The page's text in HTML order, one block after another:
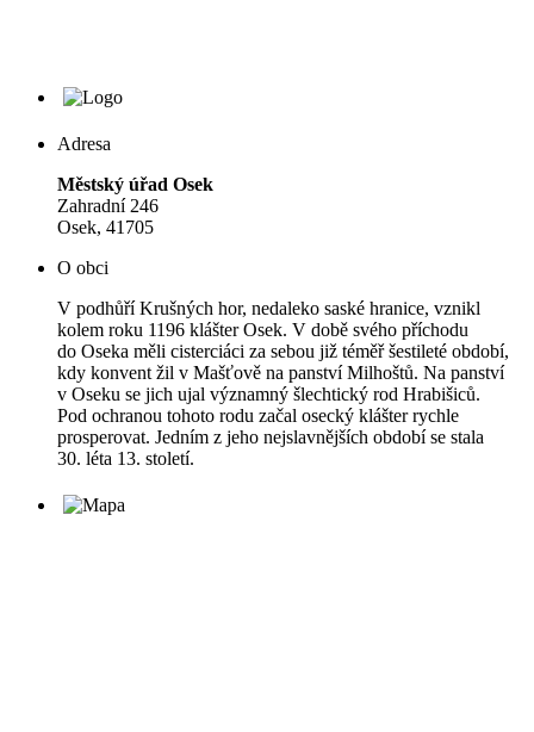
Adresa
Městský úřad Osek
Zahradní 246
Osek, 41705
O obci
V podhůří Krušných hor, nedaleko saské hranice, vznikl
kolem roku 1196 klášter Osek. V době svého příchodu
do Oseka měli cisterciáci za sebou již téměř šestileté období,
kdy konvent žil v Mašťově na panství Milhoštů. Na panství
v Oseku se jich ujal významný šlechtický rod Hrabišiců.
Pod ochranou tohoto rodu začal osecký klášter rychle
prosperovat. Jedním z jeho nejslavnějších období se stala
30. léta 13. století.